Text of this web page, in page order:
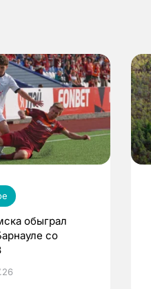
обыграл
со